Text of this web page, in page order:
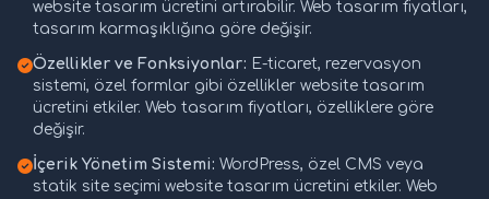
website tasarım ücretini artırabilir. Web tasarım fiyatları,
tasarım karmaşıklığına göre değişir.
Özellikler ve Fonksiyonlar: E-ticaret, rezervasyon
sistemi, özel formlar gibi özellikler website tasarım
ücretini etkiler. Web tasarım fiyatları, özelliklere göre
değişir.
İçerik Yönetim Sistemi: WordPress, özel CMS veya
statik site seçimi website tasarım ücretini etkiler. Web